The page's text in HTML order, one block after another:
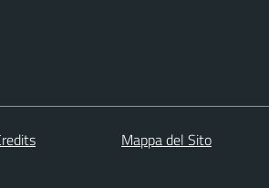
Mappa del Sito